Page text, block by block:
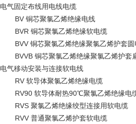
电气固定布线用电线电缆
BV 铜芯聚氯乙烯绝缘电线
BVR 铜芯聚氯乙烯绝缘软电缆
BVV 铜芯聚氯乙烯绝缘聚氯乙烯护套
BVVB 铜芯聚氯乙烯绝缘聚氯乙烯护套
电气移动安装与连接软电线
RV 软导体聚氯乙烯绝缘电缆
RV90 软导体耐热90℃聚氯乙烯绝缘电
RVS 聚氯乙烯绝缘绞型连接用软电缆
RVV 普通聚氯乙烯护套软电缆